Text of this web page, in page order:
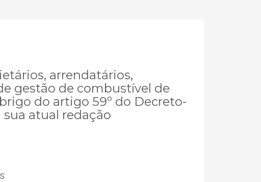
arrendatários,
gestão de combustível de
do artigo 59º do Decreto-
sua atual redação